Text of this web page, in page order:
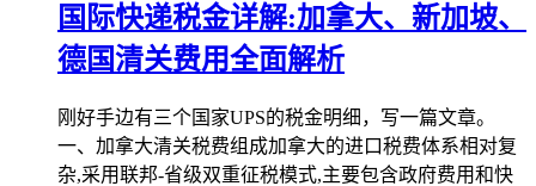
国际快递税金详解:加拿大、新加坡、
德国清关费用全面解析
刚好手边有三个国家UPS的税金明细，写一篇文章。
一、加拿大清关税费组成加拿大的进口税费体系相对复
杂,采用联邦-省级双重征税模式,主要包含政府费用和快